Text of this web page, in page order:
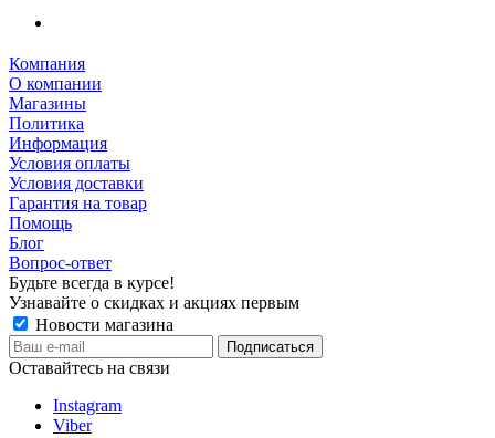
Компания
О компании
Магазины
Политика
Информация
Условия оплаты
Условия доставки
Гарантия на товар
Помощь
Блог
Вопрос-ответ
Будьте всегда в курсе!
Узнавайте о скидках и акциях первым
Новости магазина
Оставайтесь на связи
Instagram
Viber